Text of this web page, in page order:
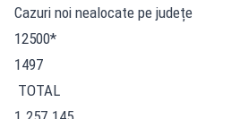
Cazuri noi nealocate pe județe
12500*
1497
TOTAL